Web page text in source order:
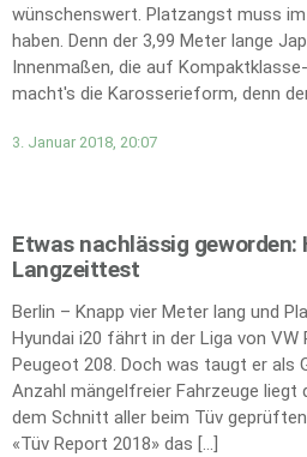
wünschenswert. Platzangst muss
haben. Denn der 3,99 Meter lange
Innenmaßen, die auf
macht's die Karosserieform, denn
3. Januar 2018, 20:07
Etwas nachlässig geworden:
Langzeittest
Berlin – Knapp vier Meter lang und
Hyundai i20 fährt in der Liga von VW
Peugeot 208. Doch was taugt er als
Anzahl mängelfreier Fahrzeuge liegt
dem Schnitt aller beim Tüv
«Tüv Report 2018» das […]